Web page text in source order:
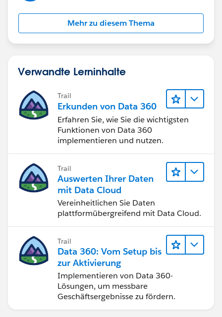
Mehr zu diesem Thema
Verwandte Lerninhalte
Trail
Erkunden von Data 360
Erfahren Sie, wie Sie die wichtigsten
Funktionen von Data 360
implementieren und nutzen.
Trail
Auswerten Ihrer Daten
mit Data Cloud
Vereinheitlichen Sie Daten
plattformübergreifend mit Data Cloud.
Trail
Data 360: Vom Setup bis
zur Aktivierung
Implementieren von Data 360-
Lösungen, um messbare
Geschäftsergebnisse zu fördern.